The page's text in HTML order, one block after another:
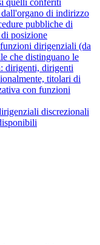
quelli conferiti
di indirizzo
pubbliche di
posizione
dirigenziali (da
che distinguano le
dirigenti, dirigenti
titolari di
con funzioni
discrezionali